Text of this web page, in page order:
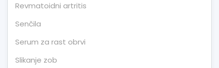
Revmatoidni artritis
Senčila
Serum za rast obrvi
Slikanje zob